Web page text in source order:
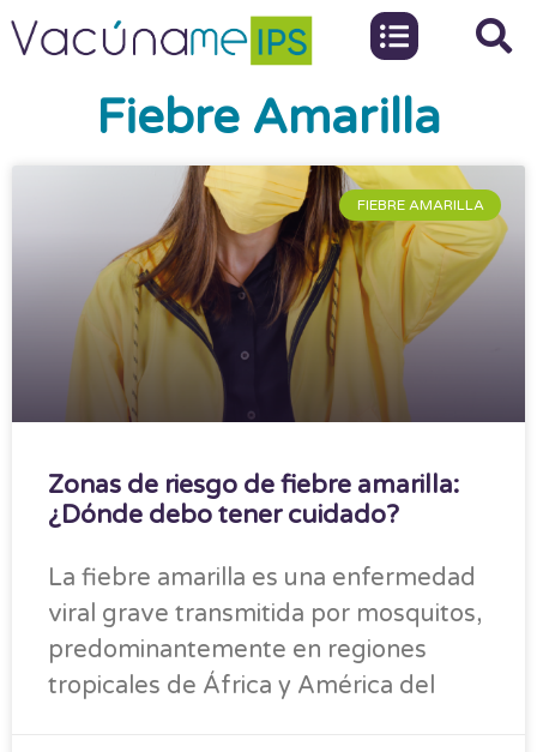
Fiebre Amarilla
FIEBRE AMARILLA
Zonas de riesgo de fiebre amarilla:
¿Dónde debo tener cuidado?
La fiebre amarilla es una enfermedad
viral grave transmitida por mosquitos,
predominantemente en regiones
tropicales de África y América del